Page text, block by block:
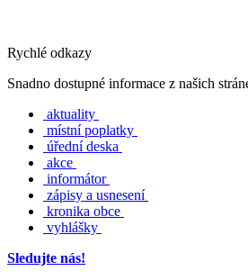
Rychlé odkazy
Snadno dostupné informace z našich
aktuality
místní poplatky
úřední deska
akce
informátor
zápisy a usnesení
kronika obce
vyhlášky
Sledujte nás!